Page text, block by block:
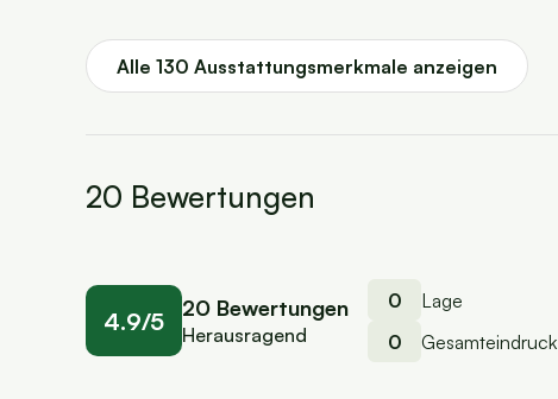
Alle 130 Ausstattungsmerkmale anzeigen
20 Bewertungen
4.9/5 20 Bewertungen
Herausragend
0 Lage
0
Gesamteindruck